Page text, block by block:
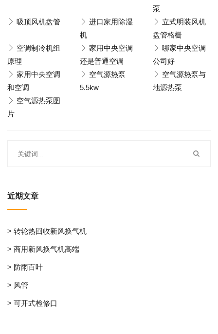
泵
吸顶风机盘管
进口家用除湿
机
立式明装风机
盘管格栅
空调制冷机组
原理
家用中央空调
还是普通空调
哪家中央空调
公司好
家用中央空调
和空调
空气源热泵
5.5kw
空气源热泵与
地源热泵
空气源热泵图
片
近期文章
> 转轮热回收新风换气机
> 商用新风换气机高端
> 防雨百叶
> 风管
> 可开式检修口